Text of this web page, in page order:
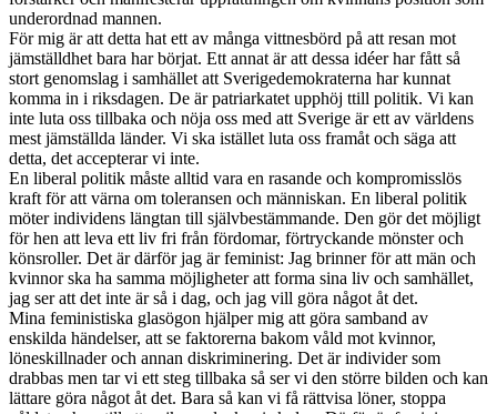
underordnad mannen.
För mig är att detta hat ett av många vittnesbörd på att resan mot
jämställdhet bara har börjat. Ett annat är att dessa idéer har fått så
stort genomslag i samhället att Sverigedemokraterna har kunnat
komma in i riksdagen. De är patriarkatet upphöj ttill politik. Vi kan
inte luta oss tillbaka och nöja oss med att Sverige är ett av världens
mest jämställda länder. Vi ska istället luta oss framåt och säga att
detta, det accepterar vi inte.
En liberal politik måste alltid vara en rasande och kompromisslös
kraft för att värna om toleransen och människan. En liberal politik
möter individens längtan till självbestämmande. Den gör det möjligt
för hen att leva ett liv fri från fördomar, förtryckande mönster och
könsroller. Det är därför jag är feminist: Jag brinner för att män och
kvinnor ska ha samma möjligheter att forma sina liv och samhället,
jag ser att det inte är så i dag, och jag vill göra något åt det.
Mina feministiska glasögon hjälper mig att göra samband av
enskilda händelser, att se faktorerna bakom våld mot kvinnor,
löneskillnader och annan diskriminering. Det är individer som
drabbas men tar vi ett steg tillbaka så ser vi den större bilden och kan
lättare göra något åt det. Bara så kan vi få rättvisa löner, stoppa